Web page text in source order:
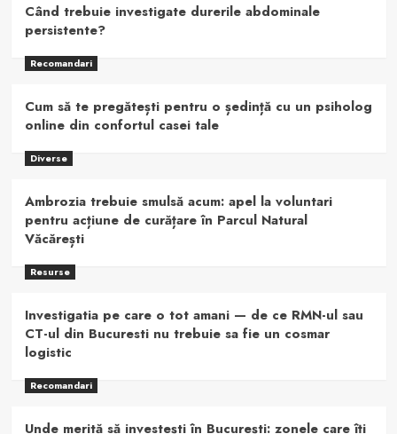
Când trebuie investigate durerile abdominale
persistente?
Recomandari
Cum să te pregătești pentru o ședință cu un psiholog
online din confortul casei tale
Diverse
Ambrozia trebuie smulsă acum: apel la voluntari
pentru acțiune de curățare în Parcul Natural
Văcărești
Resurse
Investigatia pe care o tot amani — de ce RMN-ul sau
CT-ul din Bucuresti nu trebuie sa fie un cosmar
logistic
Recomandari
Unde merită să investești în București: zonele care îți